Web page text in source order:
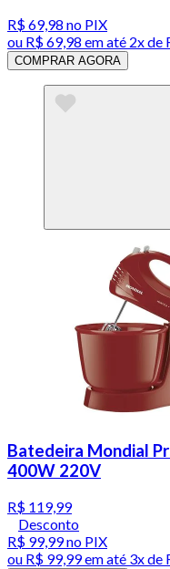
R$ 69,98 no PIX
ou R$ 69,98 em até 2x de
COMPRAR AGORA
Batedeira Mondial
400W 220V
R$ 119,99
Desconto
R$ 99,99no PIX
ou R$ 99,99em até 3x de